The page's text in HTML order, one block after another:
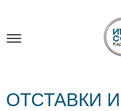
ОТСТАВКИ И